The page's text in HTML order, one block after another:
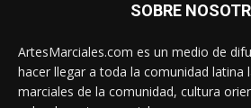
SOBRE
ArtesMarciales.com es un medio de
hacer llegar a toda la comunidad latina
marciales de la comunidad, cultura